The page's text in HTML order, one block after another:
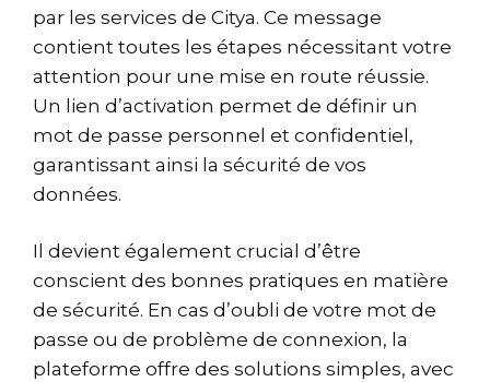
par les services de Citya. Ce message
contient toutes les étapes nécessitant votre
attention pour une mise en route réussie.
Un lien d’activation permet de définir un
mot de passe personnel et confidentiel,
garantissant ainsi la sécurité de vos
données.
Il devient également crucial d’être
conscient des bonnes pratiques en matière
de sécurité. En cas d’oubli de votre mot de
passe ou de problème de connexion, la
plateforme offre des solutions simples, avec